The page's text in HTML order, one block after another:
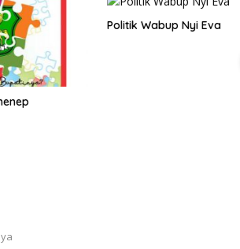
Politik Wabup Nyi Eva